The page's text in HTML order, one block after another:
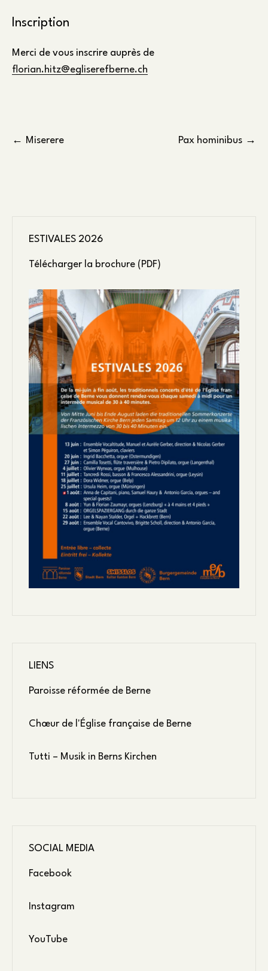
Inscription
Merci de vous inscrire auprès de
florian.hitz@egliserefberne.ch
Navigation
Miserere Pax hominibus
ESTIVALES 2026
Télécharger la brochure (PDF)
LIENS
Paroisse réformée de Berne
Chœur de l'Église française de Berne
Tutti – Musik in Berns Kirchen
SOCIAL MEDIA
Facebook
Instagram
YouTube